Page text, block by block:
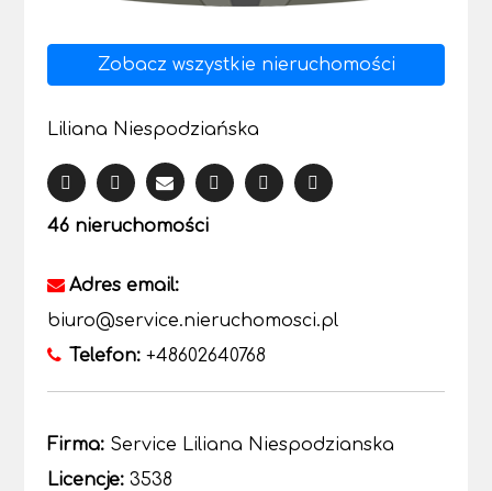
Zobacz wszystkie nieruchomości
Liliana Niespodziańska
46 nieruchomości
Adres email:
biuro@service.nieruchomosci.pl
Telefon: +48602640768
Firma: Service Liliana Niespodzianska
Licencje: 3538